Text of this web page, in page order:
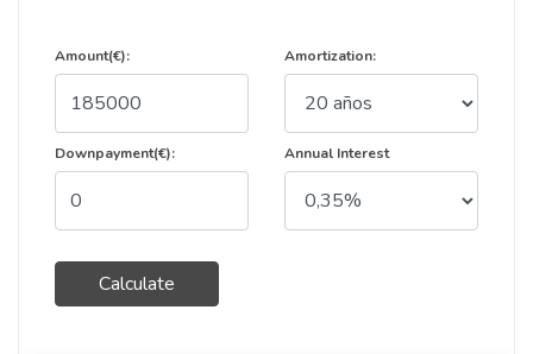
Amount(€):
Downpayment(€):
Calculate
Amortization:
Annual Interest